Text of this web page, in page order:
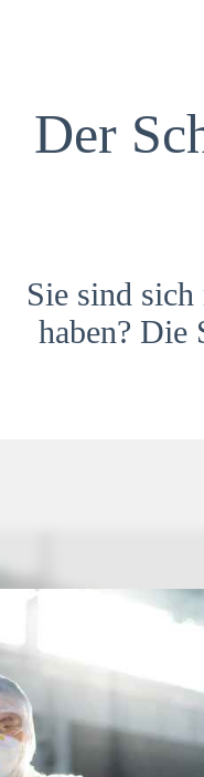
Der
Sie sind
haben? Die